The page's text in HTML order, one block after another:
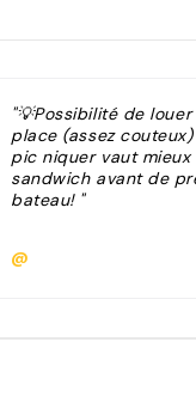
"💡Possibilité de louer
place (assez couteux)
pic niquer vaut mieux
sandwich avant de
bateau! "
@